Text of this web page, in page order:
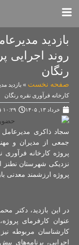
بازدید
روند اجرایی
رنگان
صفحه نخست » بازدید
کارخانه فرآوری نقره رنگان
خرداد ۱۳, ۱۴۰۵ ۱۰:۲۹ ق٫ظ
سجاد ذاکری مدیرعامل
جمعی از مدیران و
پروژه کارخانه فرآوری
نزدیکی شهرستان نطنز
پروژه ارزشمند معدنی
در این بازدید، دکتر
عنوان کارفرمای
کارشناسان مربوطه
اجرایی، برنامه‌های